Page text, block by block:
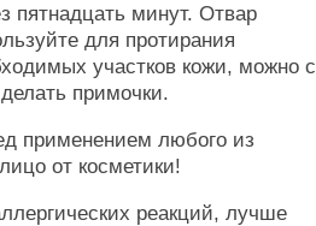
пятнадцать минут. Отвар
для протирания
участков кожи, можно с
примочки.
применением любого из
от косметики!
реакций, лучше